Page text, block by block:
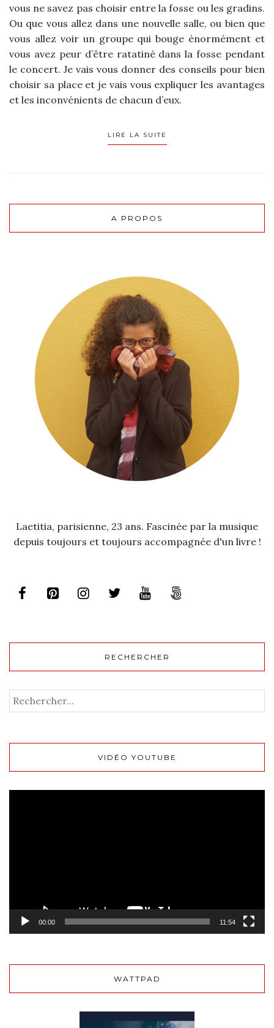
vous ne savez pas choisir entre la fosse ou les gradins.
Ou que vous allez dans une nouvelle salle, ou bien que
vous allez voir un groupe qui bouge énormément et
vous avez peur d’être ratatiné dans la fosse pendant
le concert. Je vais vous donner des conseils pour bien
choisir sa place et je vais vous expliquer les avantages
et les inconvénients de chacun d’eux.
LIRE LA SUITE
A PROPOS
Laetitia, parisienne, 23 ans. Fascinée par la musique
depuis toujours et toujours accompagnée d'un livre !
RECHERCHER
VIDÉO YOUTUBE
00:00 11:54
WATTPAD